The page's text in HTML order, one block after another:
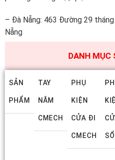
– Đà Nẵng: 463 Đường 29 tháng
Nẵng
DANH MỤC
SẢN
PHẨM
TAY
NẮM
CMECH
PHỤ
KIỆN
CỬA ĐI
CMECH SỔ